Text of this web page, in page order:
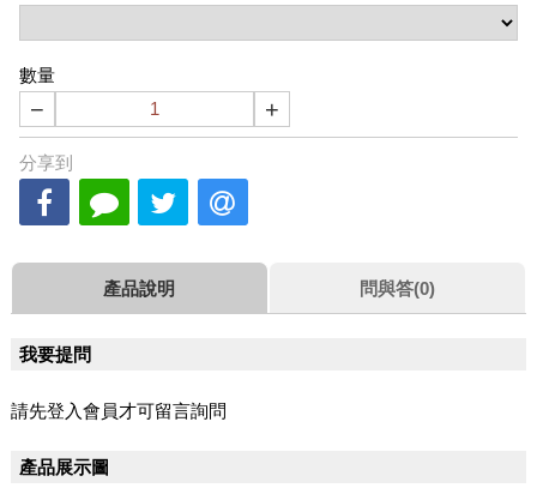
數量
− +
分享到
產品說明 問與答(0)
我要提問
請先登入會員才可留言詢問
產品展示圖